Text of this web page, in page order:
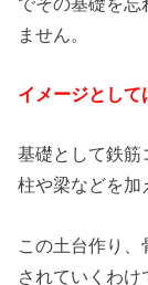
ません。
イメージとして
基礎として鉄筋
柱や梁などを加
この土台作り
されていくわ